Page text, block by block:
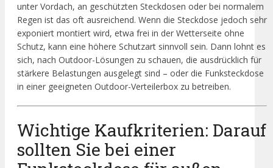
unter Vordach, an geschützten Steckdosen oder bei normalem
Regen ist das oft ausreichend. Wenn die Steckdose jedoch sehr
exponiert montiert wird, etwa frei in der Wetterseite ohne
Schutz, kann eine höhere Schutzart sinnvoll sein. Dann lohnt es
sich, nach Outdoor-Lösungen zu schauen, die ausdrücklich für
stärkere Belastungen ausgelegt sind – oder die Funksteckdose
in einer geeigneten Outdoor-Verteilerbox zu betreiben.
Wichtige Kaufkriterien: Darauf
sollten Sie bei einer